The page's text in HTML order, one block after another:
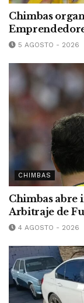
Chimbas
5 AGOSTO - 2026
CHIMBAS
Chimbas abre
Arbitraje de
4 AGOSTO - 2026